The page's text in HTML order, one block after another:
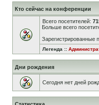
Кто сейчас на конференции
Всего посетителей:
Больше всего
Зарегистрированные
Легенда ::
Дни рождения
Сегодня нет дней